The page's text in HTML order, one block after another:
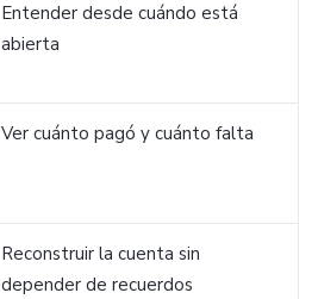
Entender desde cuándo está
abierta
Ver cuánto pagó y cuánto falta
Reconstruir la cuenta sin
depender de recuerdos